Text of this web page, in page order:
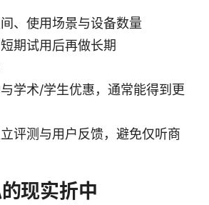
、使用场景与设备数量
期试用后再做长期
学术/学生优惠，通常能得到更
评测与用户反馈，避免仅听商
现实折中